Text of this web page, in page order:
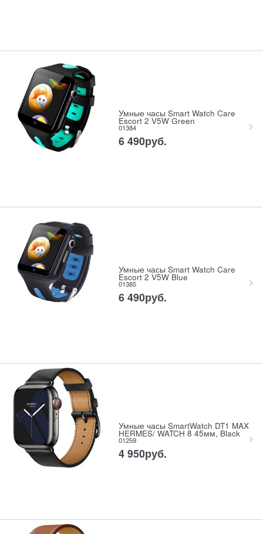
Умные часы Smart Watch Care
Escort 2 V5W Green
01384
6 490руб.
Умные часы Smart Watch Care
Escort 2 V5W Blue
01385
6 490руб.
Умные часы SmartWatch DT1 MAX
HERMES/ WATCH 8 45мм, Black
01259
4 950руб.